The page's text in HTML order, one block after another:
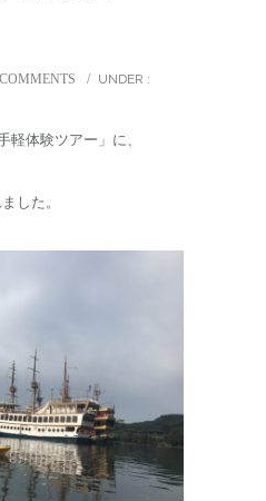
/ UNDER :
軽体験ツアー」に、
した。